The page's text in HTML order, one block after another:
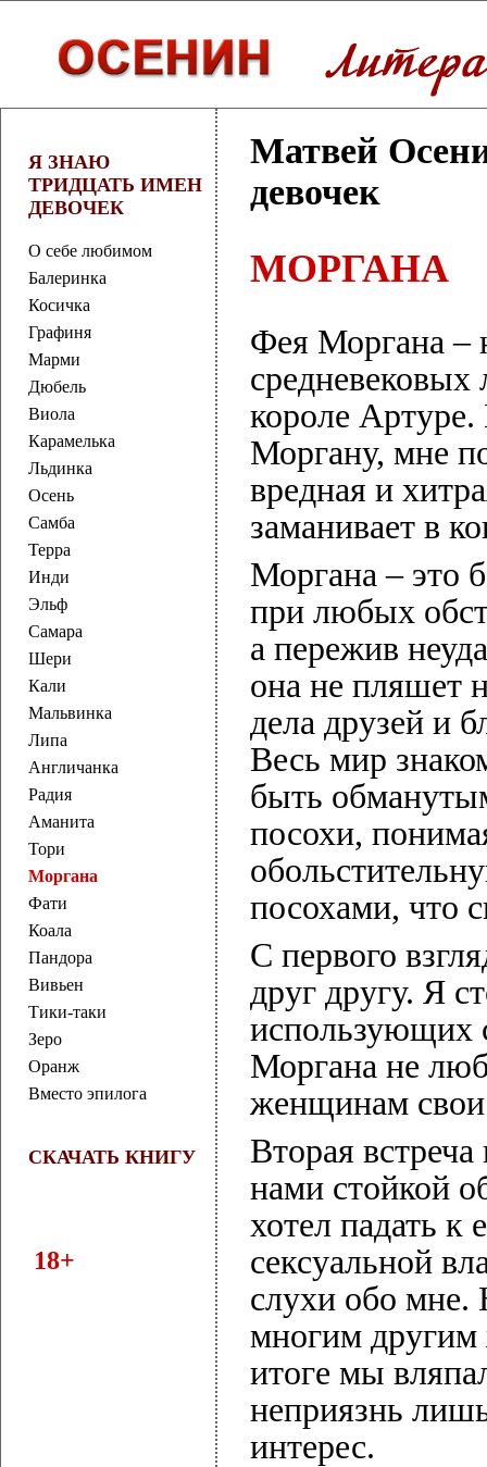
Я ЗНАЮ
ТРИДЦАТЬ ИМЕН
ДЕВОЧЕК
О себе любимом
Балеринка
Косичка
Графиня
Марми
Дюбель
Виола
Карамелька
Льдинка
Осень
Самба
Терра
Инди
Эльф
Самара
Шери
Кали
Мальвинка
Липа
Англичанка
Радия
Аманита
Тори
Моргана
Фати
Коала
Пандора
Вивьен
Тики-таки
Зеро
Оранж
Вместо эпилога
СКАЧАТЬ КНИГУ
18+
Матвей
девочек
МОРГАНА
Фея Моргана –
средневековых
короле Артуре.
Моргану, мне
вредная и
заманивает в
Моргана – это
при любых
а пережив
она не пляшет
дела друзей и
Весь мир
быть
посохи,
посохами, что
С первого
друг другу. Я
использующих
Моргана не
женщинам
Вторая
нами стойкой
хотел падать к
сексуальной
слухи обо мне.
многим
итоге мы
неприязнь
интерес.